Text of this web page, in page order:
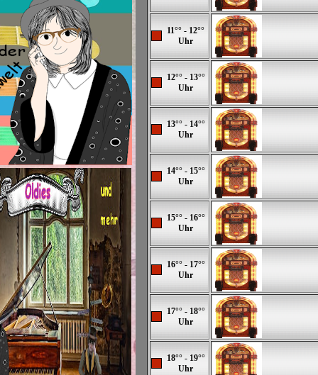
11°° - 12°°
Uhr
12°° - 13°°
Uhr
13°° - 14°°
Uhr
14°° - 15°°
Uhr
15°° - 16°°
Uhr
16°° - 17°°
Uhr
17°° - 18°°
Uhr
18°° - 19°°
Uhr